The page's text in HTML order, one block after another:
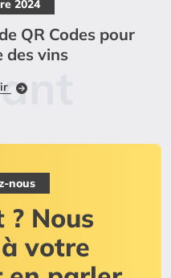
2024
QR Codes pour
des vins
nous
Nous
votre